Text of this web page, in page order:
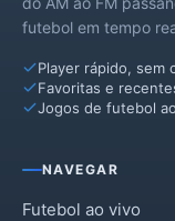
futebol em tempo
Player rápido, sem
Favoritas e
Jogos de futebol
NAVEGAR
Futebol ao vivo